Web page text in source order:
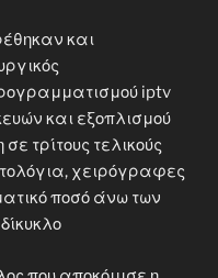
και
iptv
και εξοπλισμού
τρίτους τελικούς
χειρόγραφες
ποσό άνω των